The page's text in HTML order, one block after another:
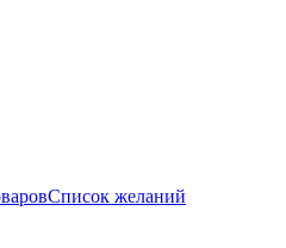
Список желаний